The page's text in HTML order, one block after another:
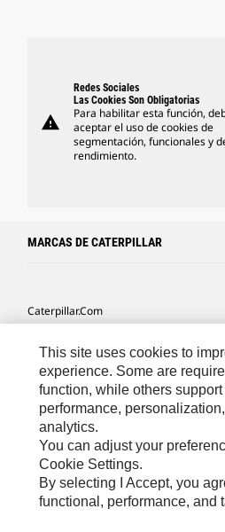
warning
Redes Sociales
Las Cookies Son Obligatorias
Para habilitar esta función,
aceptar el uso de cookies de
segmentación, funcionales y
rendimiento.
MARCAS DE CATERPILLAR
Caterpillar.com
Mis Preferencias De Marketing
Site Map
Cookie Settings
Legal
Privacy
This site uses cookies to
experience. Some are
function, while others support
performance,
analytics.
You can adjust your
Cookie Settings.
By selecting I Accept, you
functional, performance, and